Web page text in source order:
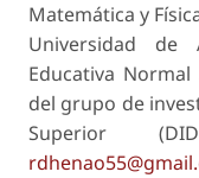
Matemática y
Universidad
Educativa
del grupo de
Superior